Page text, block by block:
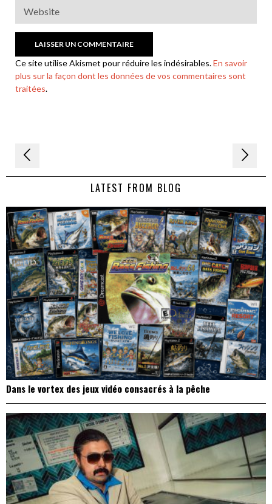
Ce site utilise Akismet pour réduire les indésirables.En savoir
plus sur la façon dont les données de vos commentaires sont
traitées.
Navigation
de LATEST FROM BLOG
Dans le vortex des jeux vidéo consacrés à la pêche